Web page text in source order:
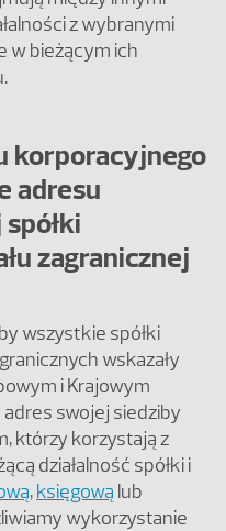
z wybranymi
w bieżącym ich
korporacyjnego
adresu
zagranicznej
wszystkie spółki
wskazały
i Krajowym
swojej siedziby
którzy korzystają z
działalność spółki i
,księgową lub
wykorzystanie